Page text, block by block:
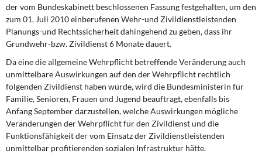
der vom Bundeskabinett beschlossenen Fassung festgehalten, um den
zum 01. Juli 2010 einberufenen Wehr-und Zivildienstleistenden
Planungs-und Rechtssicherheit dahingehend zu geben, dass ihr
Grundwehr-bzw. Zivildienst 6 Monate dauert.
Da eine die allgemeine Wehrpflicht betreffende Veränderung auch
unmittelbare Auswirkungen auf den der Wehrpflicht rechtlich
folgenden Zivildienst haben würde, wird die Bundesministerin für
Familie, Senioren, Frauen und Jugend beauftragt, ebenfalls bis
Anfang September darzustellen, welche Auswirkungen mögliche
Veränderungen der Wehrpflicht für den Zivildienst und die
Funktionsfähigkeit der vom Einsatz der Zivildienstleistenden
unmittelbar profitierenden sozialen Infrastruktur hätte.